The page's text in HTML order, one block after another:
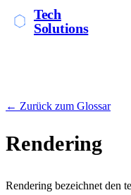
Tech
Solutions
← Zurück zum Glossar
Rendering
Rendering bezeichnet den